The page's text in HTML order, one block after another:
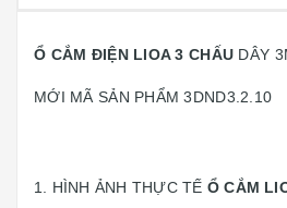
Ổ CẮM ĐIỆN LIOA 3 CHẤU DÂY
MỚI MÃ SẢN PHẨM 3DND3.2.10
1. HÌNH ẢNH THỰC TẾ Ổ CẮM